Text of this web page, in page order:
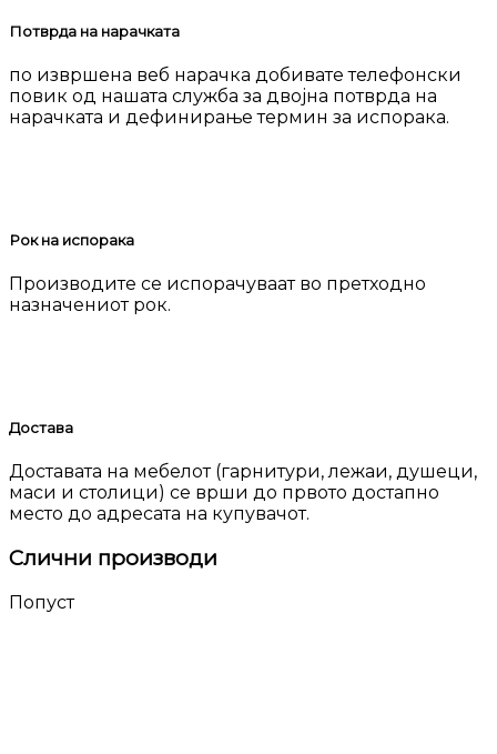
Потврда на нарачката
по извршена веб нарачка добивате телефонски
повик од нашата служба за двојна потврда на
нарачката и дефинирање термин за испорака.
Рок на испорака
Производите се испорачуваат во претходно
назначениот рок.
Достава
Доставата на мебелот (гарнитури, лежаи, душеци,
маси и столици) се врши до првото достапно
место до адресата на купувачот.
Слични производи
Попуст